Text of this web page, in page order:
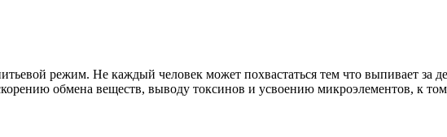
режим. Не каждый человек может похвастаться тем что выпивает за
обмена веществ, выводу токсинов и усвоению микроэлементов, к